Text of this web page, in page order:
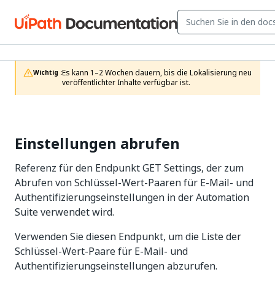
Wichtig :Es kann 1–2 Wochen dauern, bis die Lokalisierung neu
veröffentlichter Inhalte verfügbar ist.
Einstellungen abrufen
Referenz für den Endpunkt GET Settings, der zum
Abrufen von Schlüssel-Wert-Paaren für E-Mail- und
Authentifizierungseinstellungen in der Automation
Suite verwendet wird.
Verwenden Sie diesen Endpunkt, um die Liste der
Schlüssel-Wert-Paare für E-Mail- und
Authentifizierungseinstellungen abzurufen.